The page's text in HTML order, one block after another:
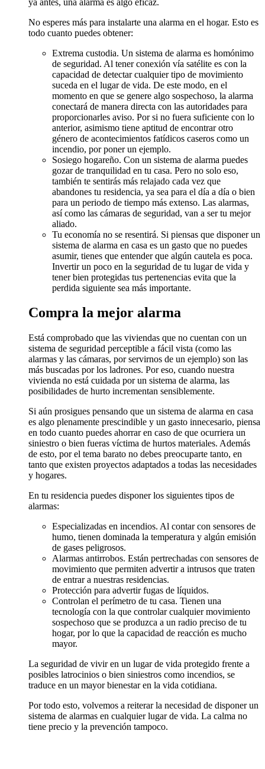
No esperes más para instalarte una alarma en el hogar. Esto es
todo cuanto puedes obtener:
Extrema custodia. Un sistema de alarma es homónimo
de seguridad. Al tener conexión vía satélite es con la
capacidad de detectar cualquier tipo de movimiento
suceda en el lugar de vida. De este modo, en el
momento en que se genere algo sospechoso, la alarma
conectará de manera directa con las autoridades para
proporcionarles aviso. Por si no fuera suficiente con lo
anterior, asimismo tiene aptitud de encontrar otro
género de acontecimientos fatídicos caseros como un
incendio, por poner un ejemplo.
Sosiego hogareño. Con un sistema de alarma puedes
gozar de tranquilidad en tu casa. Pero no solo eso,
también te sentirás más relajado cada vez que
abandones tu residencia, ya sea para el día a día o bien
para un periodo de tiempo más extenso. Las alarmas,
así como las cámaras de seguridad, van a ser tu mejor
aliado.
Tu economía no se resentirá. Si piensas que disponer un
sistema de alarma en casa es un gasto que no puedes
asumir, tienes que entender que algún cautela es poca.
Invertir un poco en la seguridad de tu lugar de vida y
tener bien protegidas tus pertenencias evita que la
perdida siguiente sea más importante.
Compra la mejor alarma
Está comprobado que las viviendas que no cuentan con un
sistema de seguridad perceptible a fácil vista (como las
alarmas y las cámaras, por servirnos de un ejemplo) son las
más buscadas por los ladrones. Por eso, cuando nuestra
vivienda no está cuidada por un sistema de alarma, las
posibilidades de hurto incrementan sensiblemente.
Si aún prosigues pensando que un sistema de alarma en casa
es algo plenamente prescindible y un gasto innecesario, piensa
en todo cuanto puedes ahorrar en caso de que ocurriera un
siniestro o bien fueras víctima de hurtos materiales. Además
de esto, por el tema barato no debes preocuparte tanto, en
tanto que existen proyectos adaptados a todas las necesidades
y hogares.
En tu residencia puedes disponer los siguientes tipos de
alarmas:
Especializadas en incendios. Al contar con sensores de
humo, tienen dominada la temperatura y algún emisión
de gases peligrosos.
Alarmas antirrobos. Están pertrechadas con sensores de
movimiento que permiten advertir a intrusos que traten
de entrar a nuestras residencias.
Protección para advertir fugas de líquidos.
Controlan el perímetro de tu casa. Tienen una
tecnología con la que controlar cualquier movimiento
sospechoso que se produzca a un radio preciso de tu
hogar, por lo que la capacidad de reacción es mucho
mayor.
La seguridad de vivir en un lugar de vida protegido frente a
posibles latrocinios o bien siniestros como incendios, se
traduce en un mayor bienestar en la vida cotidiana.
Por todo esto, volvemos a reiterar la necesidad de disponer un
sistema de alarmas en cualquier lugar de vida. La calma no
tiene precio y la prevención tampoco.